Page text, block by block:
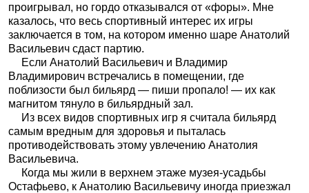
проигрывал, но гордо отказывался от «форы». Мне
казалось, что весь спортивный интерес их игры
заключается в том, на котором именно шаре Анатолий
Васильевич сдаст партию.
Если Анатолий Васильевич и Владимир
Владимирович встречались в помещении, где
поблизости был бильярд — пиши пропало! — их как
магнитом тянуло в бильярдный зал.
Из всех видов спортивных игр я считала бильярд
самым вредным для здоровья и пыталась
противодействовать этому увлечению Анатолия
Васильевича.
Когда мы жили в верхнем этаже музея-усадьбы
Остафьево, к Анатолию Васильевичу иногда приезжал